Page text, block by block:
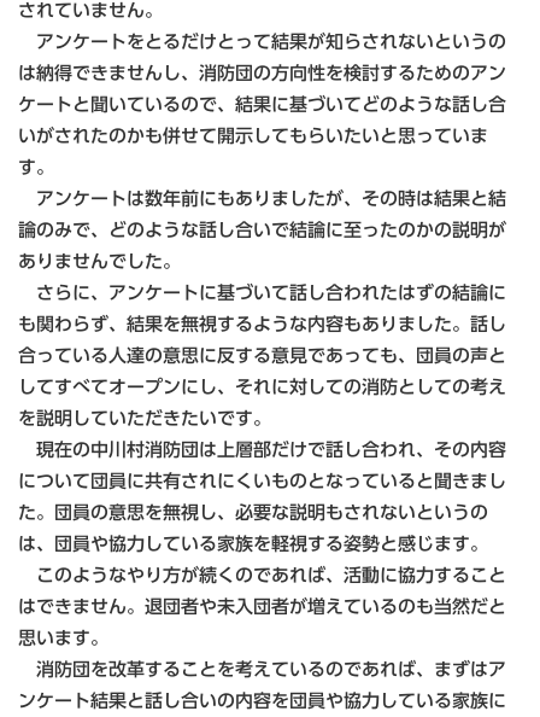
されていません。
アンケートをとるだけとって結果が知らされないというの
は納得できませんし、消防団の方向性を検討するためのアン
ケートと聞いているので、結果に基づいてどのような話し合
いがされたのかも併せて開示してもらいたいと思っていま
す。
アンケートは数年前にもありましたが、その時は結果と結
論のみで、どのような話し合いで結論に至ったのかの説明が
ありませんでした。
さらに、アンケートに基づいて話し合われたはずの結論に
も関わらず、結果を無視するような内容もありました。話し
合っている人達の意思に反する意見であっても、団員の声と
してすべてオープンにし、それに対しての消防としての考え
を説明していただきたいです。
現在の中川村消防団は上層部だけで話し合われ、その内容
について団員に共有されにくいものとなっていると聞きまし
た。団員の意思を無視し、必要な説明もされないというの
は、団員や協力している家族を軽視する姿勢と感じます。
このようなやり方が続くのであれば、活動に協力すること
はできません。退団者や未入団者が増えているのも当然だと
思います。
消防団を改革することを考えているのであれば、まずはア
ンケート結果と話し合いの内容を団員や協力している家族に